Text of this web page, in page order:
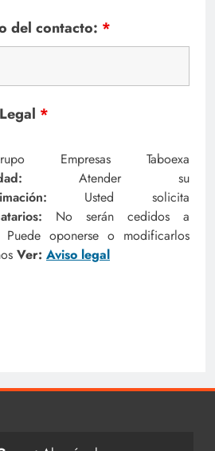
del contacto: *
*
Empresas Taboexa
Atender su
Usted solicita
No serán cedidos a
Puede oponerse o modificarlos
Ver: Aviso legal